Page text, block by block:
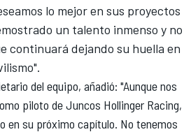
lo mejor en sus proyectos
un talento inmenso y no
continuará dejando su huella en
del equipo, añadió: "Aunque nos
piloto deJuncos Hollinger Racing,
en su próximo capítulo. No tenemos